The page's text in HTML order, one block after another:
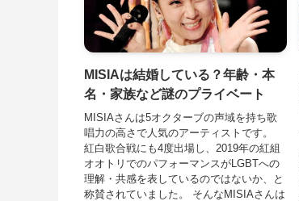
MISIAは結婚している？年齢・本
名・家族など謎のプライベート
MISIAさんは5オクターブの声域を持ち歌
唱力の高さで人気のアーティストです。
紅白歌合戦にも4度出場し、2019年の紅組
オオトリでのパフォーマンスがLGBTへの
理解・共感を表しているのではないか、と
称賛されていました。 そんなMISIAさんは